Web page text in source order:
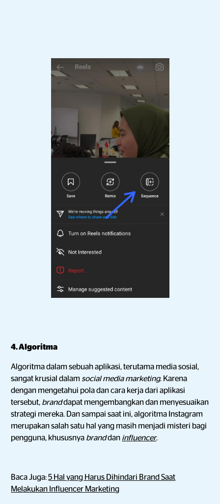
4. Algoritma
Algoritma dalam sebuah aplikasi, terutama media sosial,
sangat krusial dalam social media marketing. Karena
dengan mengetahui pola dan cara kerja dari aplikasi
tersebut, branddapat mengembangkan dan menyesuaikan
strategi mereka. Dan sampai saat ini, algoritma Instagram
merupakan salah satu hal yang masih menjadi misteri bagi
pengguna, khususnya branddan influencer.
Baca Juga:5 Hal yang Harus Dihindari Brand Saat
Melakukan Influencer Marketing